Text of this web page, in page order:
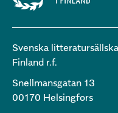
Svenska
Finland r.f.
Snellmansgatan 13
00170 Helsingfors